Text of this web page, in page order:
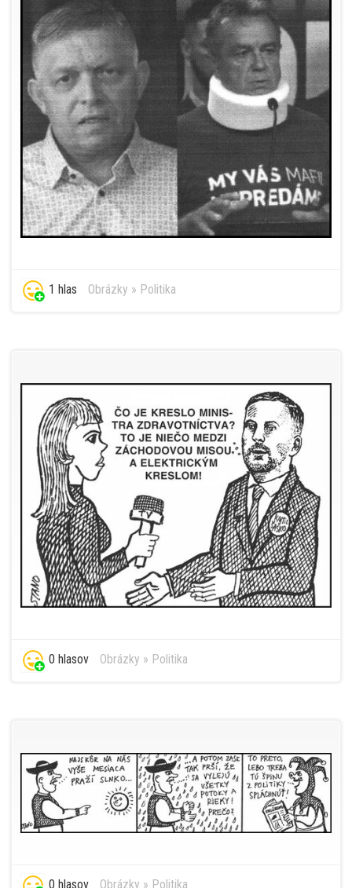
1 hlas Obrázky » Politika
0 hlasov Obrázky » Politika
0 hlasov Obrázky » Politika